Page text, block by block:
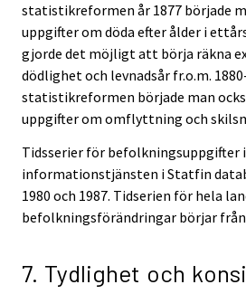
statistikreformen år 1877 började
uppgifter om döda efter ålder i
gjorde det möjligt att börja räkna
dödlighet och levnadsår fr.o.m.
statistikreformen började man
uppgifter om omflyttning och
Tidsserier för befolkningsuppgifter
informationstjänsten i Statfin
1980 och 1987. Tidserien för hela
befolkningsförändringar börjar från
7. Tydlighet och